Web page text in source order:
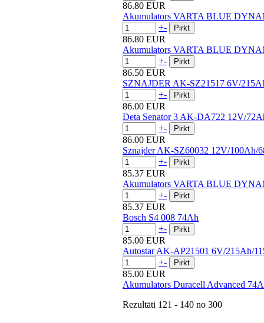
86.80 EUR
Akumulators VARTA BLUE
+-
86.80 EUR
Akumulators VARTA BLUE
+-
86.50 EUR
SZNAJDER AK-SZ21517 6V/
+-
86.00 EUR
Deta Senator 3 AK-DA722 12V/
+-
86.00 EUR
Sznajder AK-SZ60032 12V/100Ah/
+-
85.37 EUR
Akumulators VARTA BLUE
+-
85.37 EUR
Bosch S4 008 74Ah
+-
85.00 EUR
Autostar AK-AP21501 6V/215Ah/
+-
85.00 EUR
Akumulators Duracell Advanced
Rezultāti 121 - 140 no 300